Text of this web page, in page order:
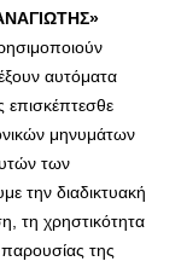
αυτόματα
επισκέπτεσθε
μηνυμάτων
των
την διαδικτυακή
τη χρηστικότητα
παρουσίας της